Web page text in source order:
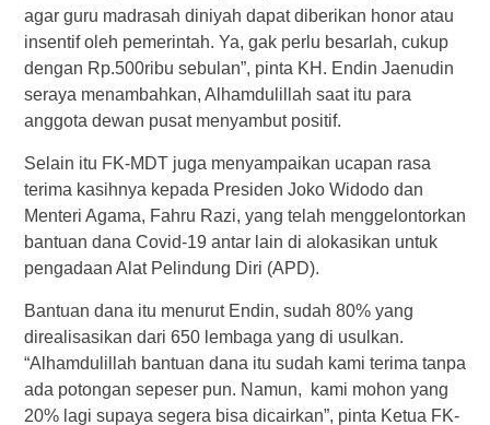
agar guru madrasah diniyah dapat diberikan honor atau
insentif oleh pemerintah. Ya, gak perlu besarlah, cukup
dengan Rp.500ribu sebulan”, pinta KH. Endin Jaenudin
seraya menambahkan, Alhamdulillah saat itu para
anggota dewan pusat menyambut positif.
Selain itu FK-MDT juga menyampaikan ucapan rasa
terima kasihnya kepada Presiden Joko Widodo dan
Menteri Agama, Fahru Razi, yang telah menggelontorkan
bantuan dana Covid-19 antar lain di alokasikan untuk
pengadaan Alat Pelindung Diri (APD).
Bantuan dana itu menurut Endin, sudah 80% yang
direalisasikan dari 650 lembaga yang di usulkan.
“Alhamdulillah bantuan dana itu sudah kami terima tanpa
ada potongan sepeser pun. Namun, kami mohon yang
20% lagi supaya segera bisa dicairkan”, pinta Ketua FK-